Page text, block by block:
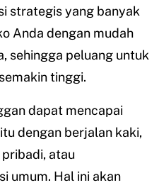
strategis yang banyak
Anda dengan mudah
sehingga peluang untuk
tinggi.
dapat mencapai
dengan berjalan kaki,
atau
umum. Hal ini akan